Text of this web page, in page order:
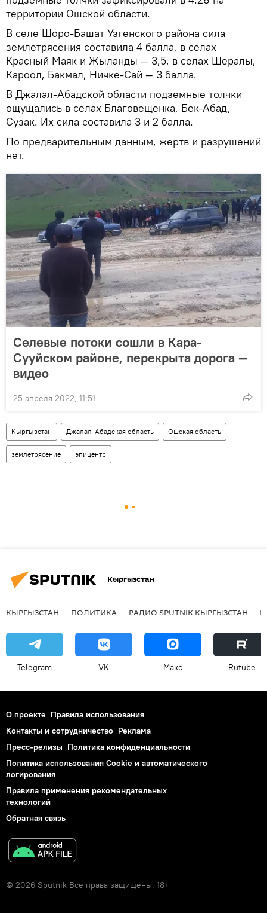
территории Ошской области.
В селе Шоро-Башат Узгенского района сила
землетрясения составила 4 балла, в селах
Красный Маяк и Жыланды — 3,5, в селах Шералы,
Кароол, Бакмал, Ничке-Сай — 3 балла.
В Джалал-Абадской области подземные толчки
ощущались в селах Благовещенка, Бек-Абад,
Сузак. Их сила составила 3 и 2 балла.
По предварительным данным, жертв и разрушений
нет.
Селевые потоки сошли в Кара-
Сууйском районе, перекрыта дорога —
видео
25 апреля 2022, 11:51
Кыргызстан Джалал-Абадская область Ошская область
землетрясение эпицентр
Кыргызстан
КЫРГЫЗСТАН ПОЛИТИКА РАДИО SPUTNIK КЫРГЫЗСТАН
Telegram VK Макс Rutube
О проекте Правила использования
Контакты и сотрудничество Реклама
Пресс-релизы Политика конфиденциальности
Политика использования Cookie и автоматического
логирования
Правила применения рекомендательных
технологий
Обратная связь
© 2026 Sputnik Все права защищены. 18+